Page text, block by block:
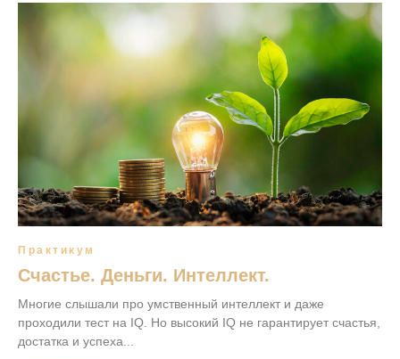
Практикум
Счастье. Деньги. Интеллект.
Многие слышали про умственный интеллект и даже
проходили тест на IQ. Но высокий IQ не гарантирует счастья,
достатка и успеха...